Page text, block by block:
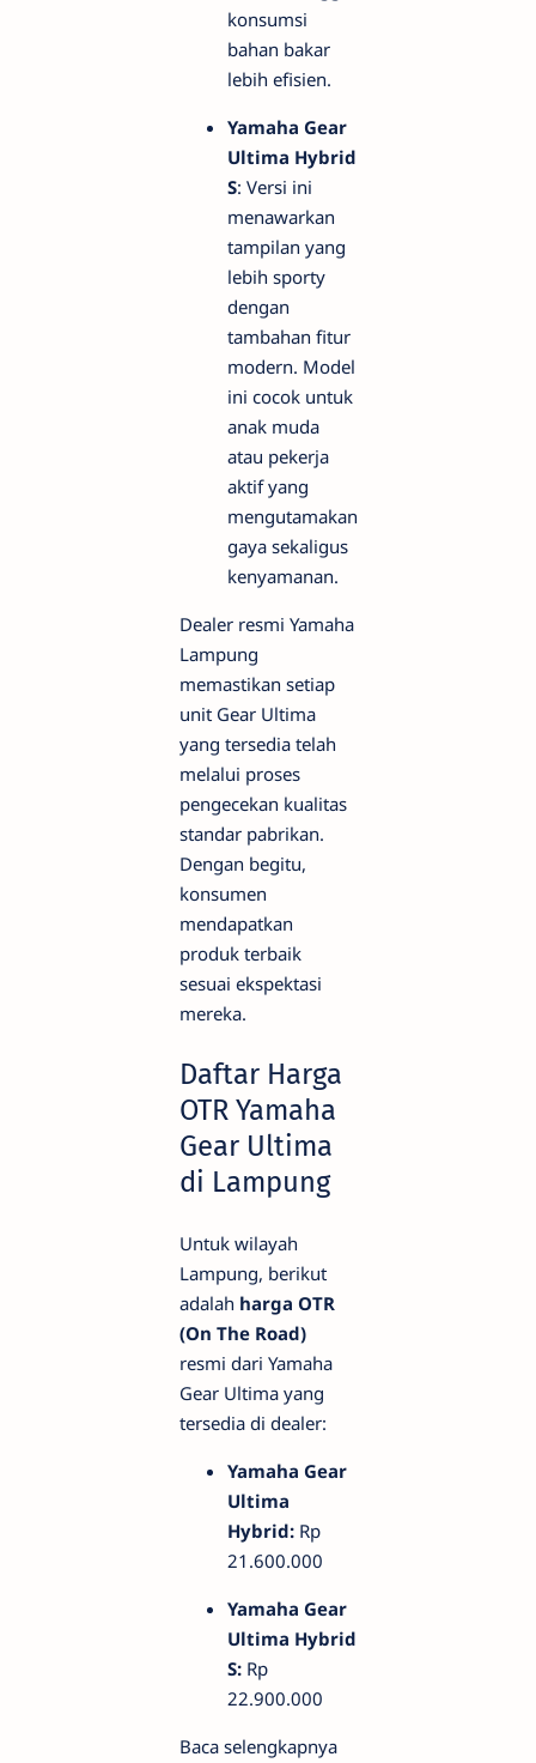
konsumsi
bahan bakar
lebih efisien.
Yamaha Gear
Ultima Hybrid
S: Versi ini
menawarkan
tampilan yang
lebih sporty
dengan
tambahan fitur
modern. Model
ini cocok untuk
anak muda
atau pekerja
aktif yang
mengutamakan
gaya sekaligus
kenyamanan.
Dealer resmi Yamaha
Lampung
memastikan setiap
unit Gear Ultima
yang tersedia telah
melalui proses
pengecekan kualitas
standar pabrikan.
Dengan begitu,
konsumen
mendapatkan
produk terbaik
sesuai ekspektasi
mereka.
Daftar Harga
OTR Yamaha
Gear Ultima
di Lampung
Untuk wilayah
Lampung, berikut
adalah harga OTR
(On The Road)
resmi dari Yamaha
Gear Ultima yang
tersedia di dealer:
Yamaha Gear
Ultima
Hybrid: Rp
21.600.000
Yamaha Gear
Ultima Hybrid
S: Rp
22.900.000
Baca selengkapnya